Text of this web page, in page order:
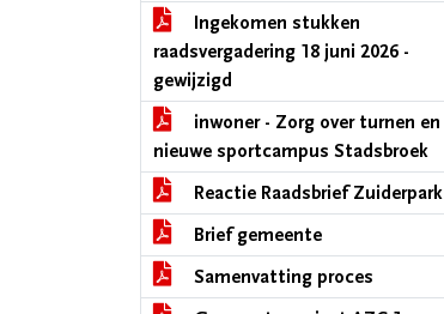
Ingekomen stukken
raadsvergadering 18 juni 2026 -
gewijzigd
inwoner - Zorg over turnen en
nieuwe sportcampus Stadsbroek
Reactie Raadsbrief Zuiderpark
Brief gemeente
Samenvatting proces